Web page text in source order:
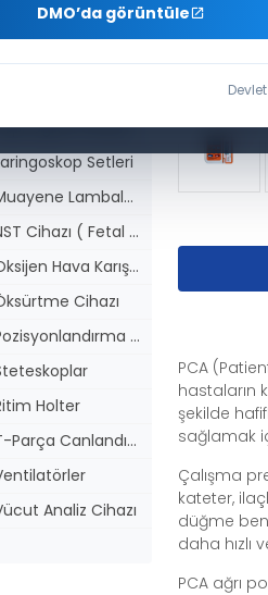
Hastabaşı Monitörleri
Kapnografi Cihazları
Setleri
Muayene Lambaları
NST Cihazı ( Fetal Monitör )
Oksijen Hava Karıştırıcı
Cihazı
Pozisyonlandırma Pedleri
Holter
T-Parça Canlandırıcı
Analiz Cihazı
PCA
hastaların
şekilde
sağlamak
Çalışma
kateter,
düğme
daha hızlı
PCA ağrı
DMO’da görüntüle